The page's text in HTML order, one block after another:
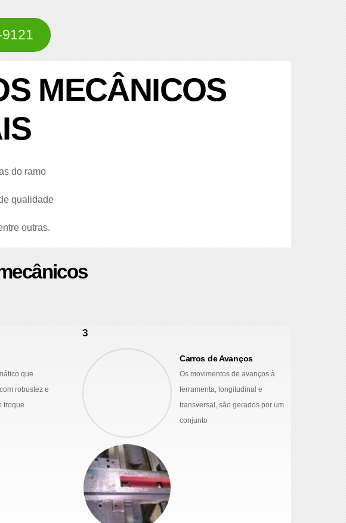
MECÂNICOS
do ramo
qualidade
outras.
que
robustez e
troque
3
Carros de Avanços
Os movimentos de avanços à
ferramenta, longitudinal e
transversal, são gerados por um
conjunto